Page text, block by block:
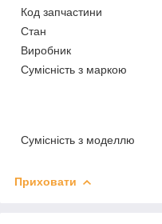
Код запчастини
Стан
Виробник
Сумісність з маркою
Сумісність з моделлю
Приховати